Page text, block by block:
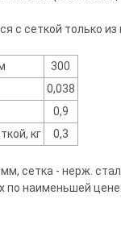
с сеткой только
300
0,038
0,9
кг
0,3
сетка - нерж.
по наименьшей цене.